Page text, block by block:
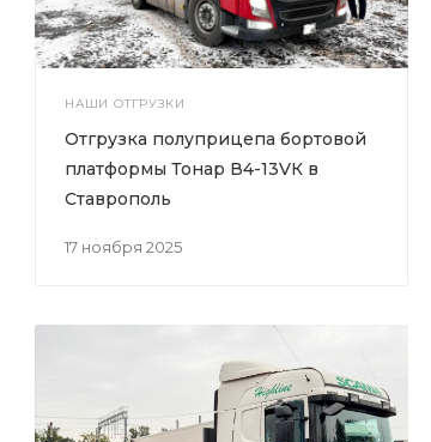
НАШИ ОТГРУЗКИ
17 ноября 2025
Отгрузка полуприцепа бортовой
платформы Тонар В4-13VК в
Ставрополь